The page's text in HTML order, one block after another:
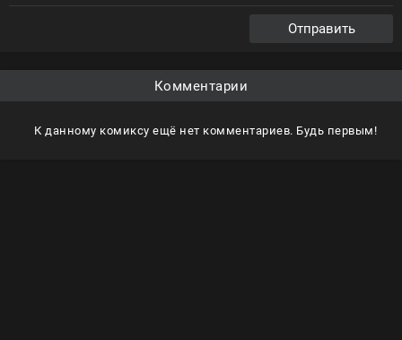
Отправить
Комментарии
К данному комиксу ещё нет комментариев. Будь первым!